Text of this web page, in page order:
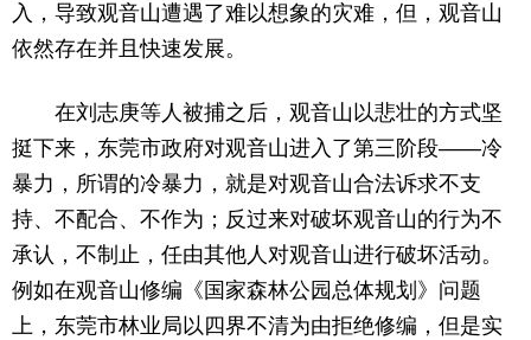
入，导致观音山遭遇了难以想象的灾难，但，观音山
依然存在并且快速发展。
在刘志庚等人被捕之后，观音山以悲壮的方式坚
挺下来，东莞市政府对观音山进入了第三阶段——冷
暴力，所谓的冷暴力，就是对观音山合法诉求不支
持、不配合、不作为；反过来对破坏观音山的行为不
承认，不制止，任由其他人对观音山进行破坏活动。
例如在观音山修编《国家森林公园总体规划》问题
上，东莞市林业局以四界不清为由拒绝修编，但是实